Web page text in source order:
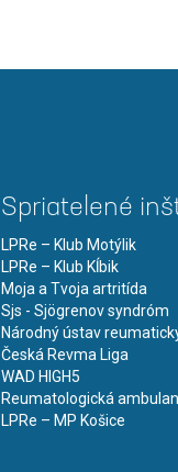
Spriatelené
LPRe – Klub Motýlik
LPRe – Klub Kĺbik
Moja a Tvoja artritída
Sjs - Sjögrenov syndróm
Národný ústav
Česká Revma Liga
WAD HIGH5
Reumatologická
LPRe – MP Košice